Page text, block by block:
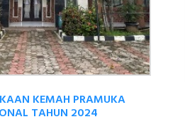
KEMAH PRAMUKA
TAHUN 2024